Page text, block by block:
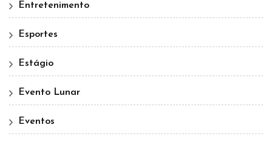
Entretenimento
Esportes
Estágio
Evento Lunar
Eventos